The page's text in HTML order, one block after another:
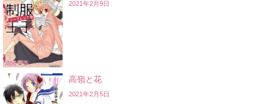
2021年2月9日
高嶺と花
2021年2月5日